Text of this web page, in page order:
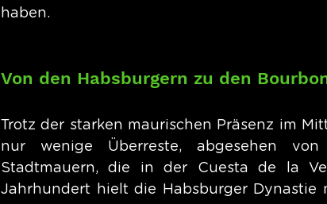
haben.
Von den Habsburgern zu den
Trotz der starken maurischen Präsenz im
nur wenige Überreste, abgesehen
Stadtmauern, die in der Cuesta de la
Jahrhundert hielt die Habsburger Dynastie